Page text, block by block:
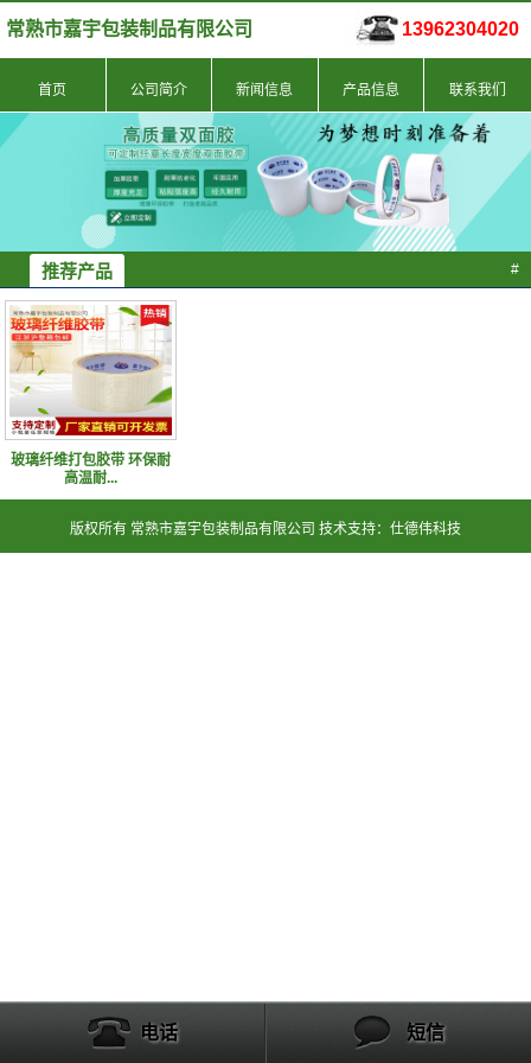
常熟市嘉宇包装制品有限公司 13962304020
首页 公司简介 新闻信息 产品信息 联系我们
推荐产品 #
玻璃纤维打包胶带 环保耐
高温耐...
版权所有 常熟市嘉宇包装制品有限公司 技术支持：仕德伟科技
电话 短信